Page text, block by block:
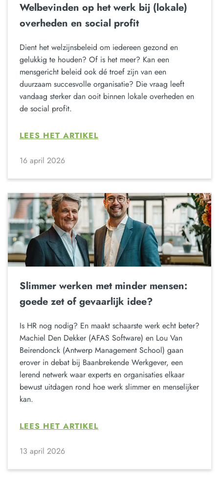
Welbevinden op het werk bij (lokale)
overheden en social profit
Dient het welzijnsbeleid om iedereen gezond en
gelukkig te houden? Of is het meer? Kan een
mensgericht beleid ook dé troef zijn van een
duurzaam succesvolle organisatie? Die vraag leeft
vandaag sterker dan ooit binnen lokale overheden en
de social profit.
LEES HET ARTIKEL
16 april 2026
Slimmer werken met minder mensen:
goede zet of gevaarlijk idee?
Is HR nog nodig? En maakt schaarste werk echt beter?
Machiel Den Dekker (AFAS Software) en Lou Van
Beirendonck (Antwerp Management School) gaan
erover in debat bij Baanbrekende Werkgever, een
lerend netwerk waar experts en organisaties elkaar
bewust uitdagen rond hoe werk slimmer en menselijker
kan.
LEES HET ARTIKEL
13 april 2026